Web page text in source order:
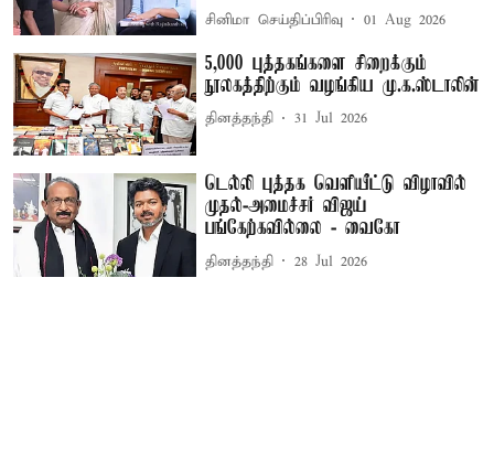
சினிமா செய்திப்பிரிவு 01 Aug 2026
5,000 புத்தகங்களை சிறைக்கும்
நூலகத்திற்கும் வழங்கிய மு.க.ஸ்டாலின்
தினத்தந்தி 31 Jul 2026
டெல்லி புத்தக வெளியீட்டு விழாவில்
முதல்-அமைச்சர் விஜய்
பங்கேற்கவில்லை - வைகோ
தினத்தந்தி 28 Jul 2026